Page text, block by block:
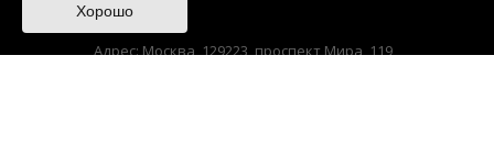
При поддержке Министерства культуры РФ
Адрес: Москва, 129223, проспект Мира, 119,
Хорошо